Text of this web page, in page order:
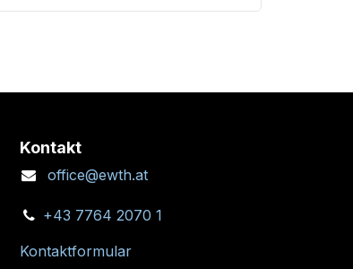
Kontakt
office@ewth.at
+43 7764 2070 1
Kontaktformular